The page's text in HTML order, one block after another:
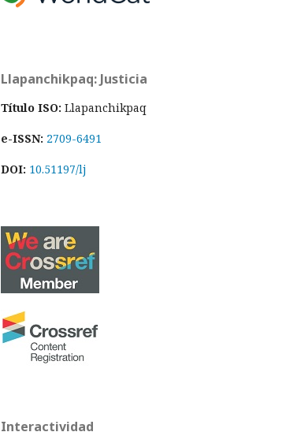
Llapanchikpaq: Justicia
Título ISO: Llapanchikpaq
e-ISSN: 2709-6491
DOI: 10.51197/lj
Interactividad